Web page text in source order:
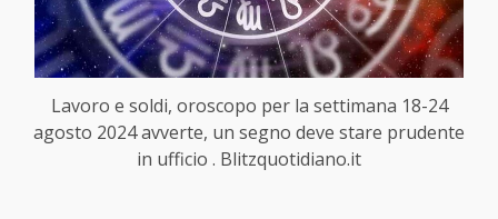
Lavoro e soldi, oroscopo per la settimana 18-24
agosto 2024 avverte, un segno deve stare prudente
in ufficio . Blitzquotidiano.it